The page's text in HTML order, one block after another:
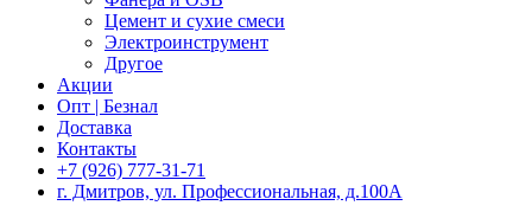
Цемент и сухие смеси
Электроинструмент
Другое
Акции
Опт | Безнал
Доставка
Контакты
+7 (926) 777-31-71
г. Дмитров, ул. Профессиональная, д.100А